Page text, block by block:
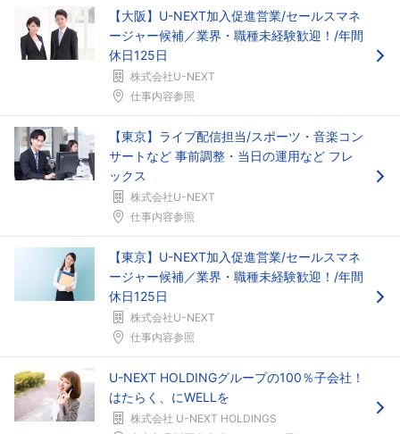
【大阪】U-NEXT加入促進営業/セールスマネ
ージャー候補／業界・職種未経験歓迎！/年間
休日125日
株式会社U-NEXT
仕事内容参照
【東京】ライブ配信担当/スポーツ・音楽コン
サートなど 事前調整・当日の運用など フレ
ックス
株式会社U-NEXT
仕事内容参照
【東京】U-NEXT加入促進営業/セールスマネ
ージャー候補／業界・職種未経験歓迎！/年間
休日125日
株式会社U-NEXT
仕事内容参照
U-NEXT HOLDINGグループの100％子会社！
はたらく、にWELLを
株式会社 U-NEXT HOLDINGS